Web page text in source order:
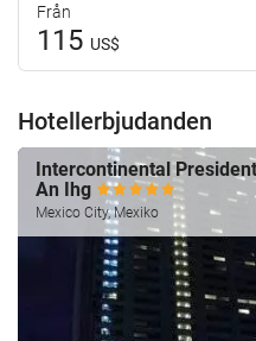
Från
115 US$
Hotellerbjudanden
Intercontinental
An Ihg
Mexico City, Mexiko